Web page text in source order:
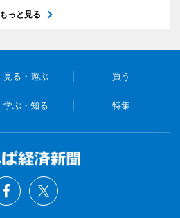
もっと見る
見る・遊ぶ 買う
学ぶ・知る 特集